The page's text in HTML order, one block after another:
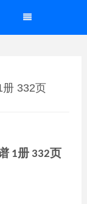
332页
1册 332页